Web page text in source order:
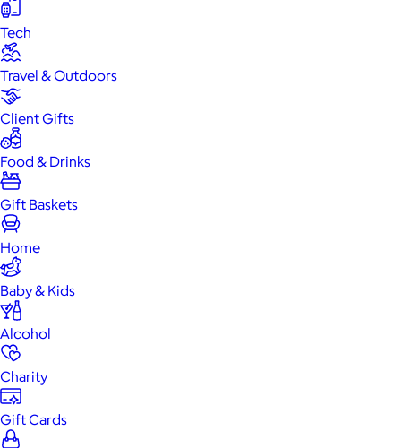
Tech
Travel & Outdoors
Client Gifts
Food & Drinks
Gift Baskets
Home
Baby & Kids
Alcohol
Charity
Gift Cards